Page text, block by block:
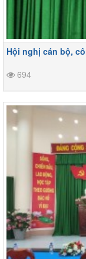
Hội nghị cán bộ,
694